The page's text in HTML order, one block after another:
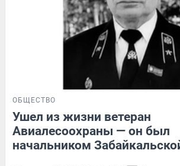
ОБЩЕСТВО
Ушел из жизни ветеран
Авиалесоохраны — он был
начальником